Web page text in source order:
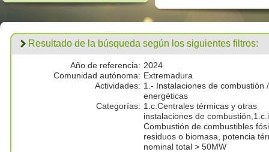
Resultado de la búsqueda según los siguientes filtros:
Año de referencia: 2024
Comunidad autónoma: Extremadura
Actividades: 1.- Instalaciones de combustión /
energéticas
Categorías: 1.c.Centrales térmicas y otras
instalaciones de
Combustión de combustibles
residuos o biomasa, potencia
nominal total > 50MW